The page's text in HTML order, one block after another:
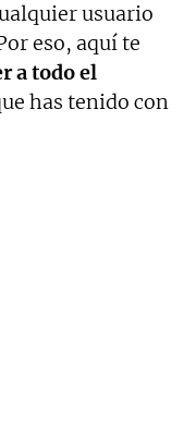
usuario
eso, aquí te
a todo el
has tenido con